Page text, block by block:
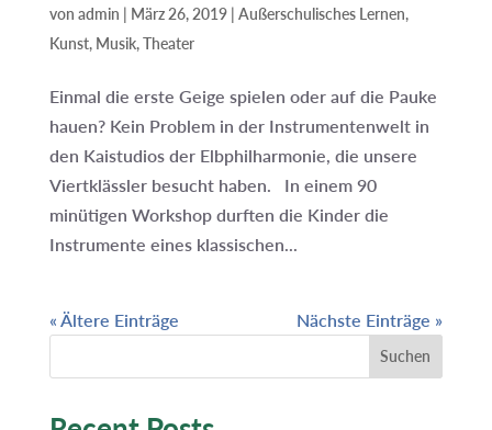
von admin | März 26, 2019| Außerschulisches Lernen,
Kunst, Musik, Theater
Einmal die erste Geige spielen oder auf die Pauke
hauen? Kein Problem in der Instrumentenwelt in
den Kaistudios der Elbphilharmonie, die unsere
Viertklässler besucht haben. In einem 90
minütigen Workshop durften die Kinder die
Instrumente eines klassischen...
« Ältere Einträge Nächste Einträge »
Suchen